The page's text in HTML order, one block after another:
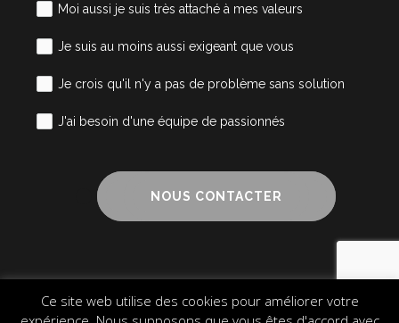
Moi aussi je suis très attaché à mes valeurs
Je suis au moins aussi exigeant que vous
Je crois qu'il n'y a pas de problème sans solution
J'ai besoin d'une équipe de passionnés
NOUS CONTACTER
Mentions légales Cookies
Plan du site
© 2024 Alliance Cube – Design & Communication
Ce site web utilise des cookies pour améliorer votre